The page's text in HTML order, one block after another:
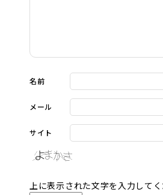
名前
メール
サイト
上に表示された文字を入力してく